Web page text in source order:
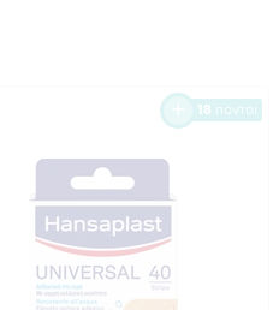
18 πόντοι